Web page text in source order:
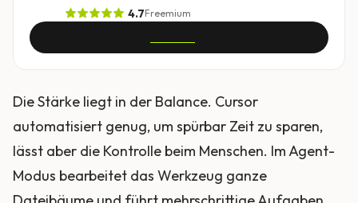
4.7Freemium
Die Stärke liegt in der Balance. Cursor
automatisiert genug, um spürbar Zeit zu sparen,
lässt aber die Kontrolle beim Menschen. Im Agent-
Modus bearbeitet das Werkzeug ganze